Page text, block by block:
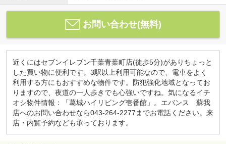
お問い合わせ(無料)
近くにはセブンイレブン千葉青葉町店(徒歩5分)がありちょっと
した買い物に便利です。3駅以上利用可能なので、電車をよく
利用する方にもおすすめな物件です。防犯強化地域となってお
りますので、夜道の一人歩きでも心強いですね。気になるイチ
オシ物件情報：「葛城ハイリビング壱番館」。エバンス 蘇我
店へのお問い合わせなら043-264-2277までお電話ください。来
店・内覧予約なども承っております。